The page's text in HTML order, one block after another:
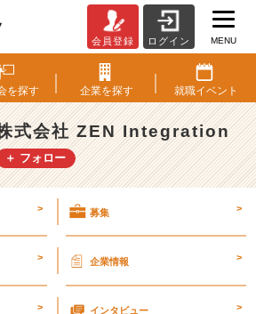
終
回？】
で
き
る
こ
え
た！？
会員登録 ログイン MENU
を探す 企業を探す 就職イベント
式会社 ZEN Integration
＋ フォロー
> 募集 >
> 企業情報 >
> インタビュー >